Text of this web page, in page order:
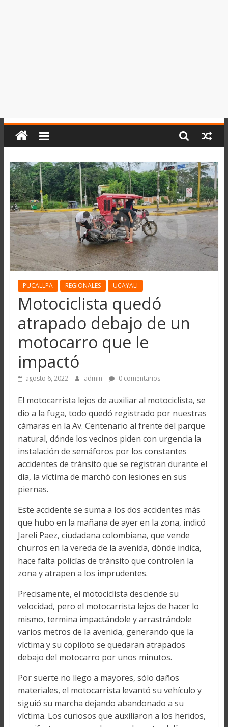
PUCALLPA REGIONALES UCAYALI
Motociclista quedó
atrapado debajo de un
motocarro que le
impactó
agosto 6, 2022 admin 0 comentarios
El motocarrista lejos de auxiliar al motociclista, se
dio a la fuga, todo quedó registrado por nuestras
cámaras en la Av. Centenario al frente del parque
natural, dónde los vecinos piden con urgencia la
instalación de semáforos por los constantes
accidentes de tránsito que se registran durante el
día, la víctima de marchó con lesiones en sus
piernas.
Este accidente se suma a los dos accidentes más
que hubo en la mañana de ayer en la zona, indicó
Jareli Paez, ciudadana colombiana, que vende
churros en la vereda de la avenida, dónde indica,
hace falta policías de tránsito que controlen la
zona y atrapen a los imprudentes.
Precisamente, el motociclista desciende su
velocidad, pero el motocarrista lejos de hacer lo
mismo, termina impactándole y arrastrándole
varios metros de la avenida, generando que la
víctima y su copiloto se quedaran atrapados
debajo del motocarro por unos minutos.
Por suerte no llego a mayores, sólo daños
materiales, el motocarrista levantó su vehículo y
siguió su marcha dejando abandonado a su
víctima. Los curiosos que auxiliaron a los heridos,